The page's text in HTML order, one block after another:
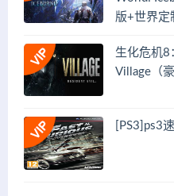
版+世界定
生化危机8
Village（豪
[PS3]ps3